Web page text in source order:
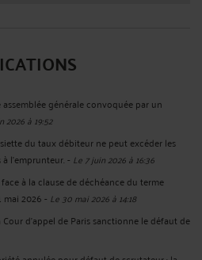
générale convoquée par un
2026 à 19:52
du taux débiteur ne peut excéder les
l'emprunteur.- Le 7 juin 2026 à 16:36
à la clause de déchéance du terme
mai 2026- Le 30 mai 2026 à 14:18
Cour d'appel de Paris sanctionne le défaut de